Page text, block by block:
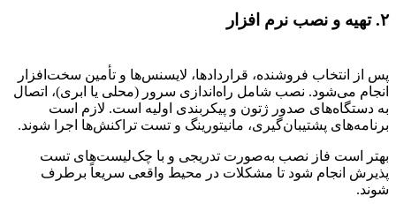
۲. تهیه و نصب نرم افزار
پس از انتخاب فروشنده، قراردادها، لایسنس‌ها و تأمین سخت‌افزار
انجام می‌شود. نصب شامل راه‌اندازی سرور (محلی یا ابری)، اتصال
به دستگاه‌های صدور ژتون و پیکربندی اولیه است. لازم است
برنامه‌های پشتیبان‌گیری، مانیتورینگ و تست تراکنش‌ها اجرا شوند.
بهتر است فاز نصب به‌صورت تدریجی و با چک‌لیست‌های تست
پذیرش انجام شود تا مشکلات در محیط واقعی سریعاً برطرف
شوند.